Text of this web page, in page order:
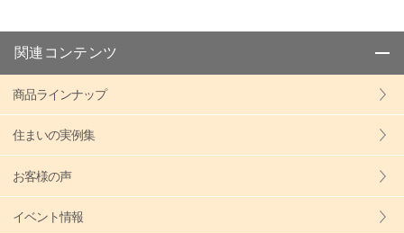
関連コンテンツ
商品ラインナップ
住まいの実例集
お客様の声
イベント情報